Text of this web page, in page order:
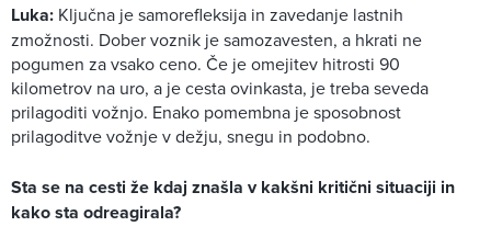
Luka: Ključna je samorefleksija in zavedanje lastnih
zmožnosti. Dober voznik je samozavesten, a hkrati ne
pogumen za vsako ceno. Če je omejitev hitrosti 90
kilometrov na uro, a je cesta ovinkasta, je treba seveda
prilagoditi vožnjo. Enako pomembna je sposobnost
prilagoditve vožnje v dežju, snegu in podobno.
Sta se na cesti že kdaj znašla v kakšni kritični situaciji in
kako sta odreagirala?